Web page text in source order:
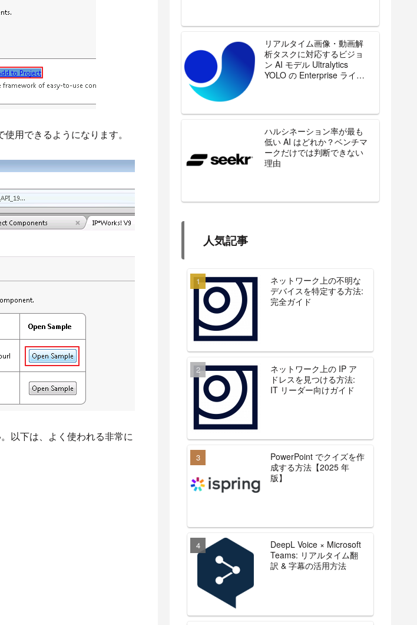
用できるようになります。
以下は、よく使われる非常に
リアルタイム画像・動画解
析タスクに対応するビジョ
ン AI モデル Ultralytics
YOLO の Enterprise ライセ
ハルシネーション率が最も
低い AI はどれか？ベンチマ
ークだけでは判断できない
理由
人気記事
ネットワーク上の不明な
デバイスを特定する方法:
完全ガイド
ネットワーク上の IP ア
ドレスを見つける方法:
IT リーダー向けガイド
PowerPoint でクイズを作
成する方法【2025 年
版】
DeepL Voice × Microsoft
Teams: リアルタイム翻
訳 & 字幕の活用方法